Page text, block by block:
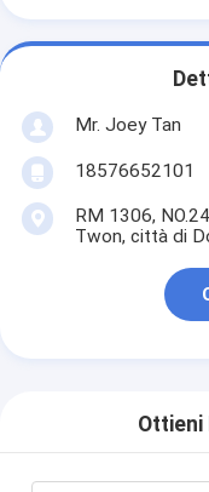
Mr. Joey Tan
18576652101
RM 1306,
Twon, città di
Ottieni